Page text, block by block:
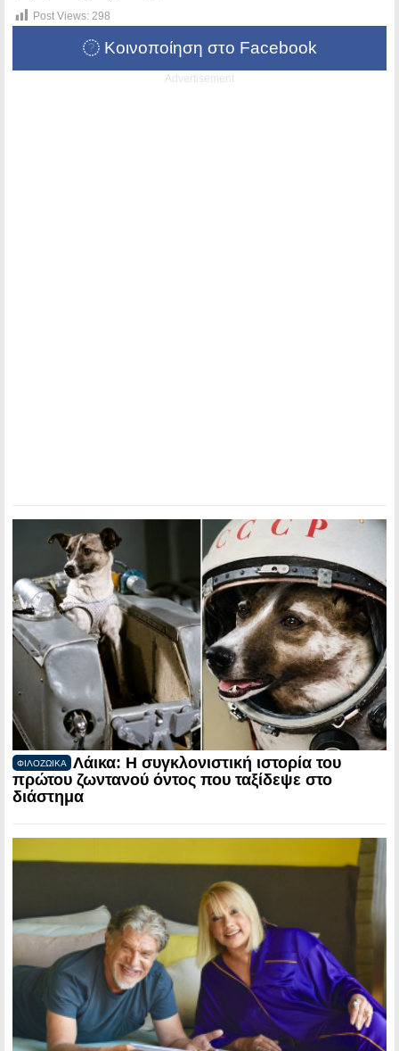
Post Views: 298
Κοινοποίηση στο Facebook
Advertisement
ΦΙΛΟΖΩΙΚΑ
Λάικα: Η συγκλονιστική ιστορία του
πρώτου ζωντανού όντος που ταξίδεψε στο
διάστημα